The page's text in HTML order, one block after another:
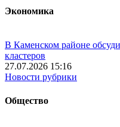
Экономика
В Каменском районе
кластеров
27.07.2026 15:16
Новости рубрики
Общество